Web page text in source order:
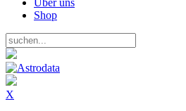
Über uns
Shop
X